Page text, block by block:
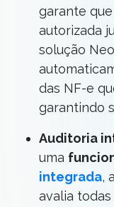
garante
autorizada
solução
das NF-e
garantindo
Auditoria
uma
integrada,
avalia